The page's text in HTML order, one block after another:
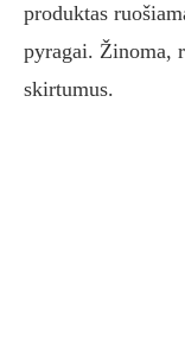
produktas
pyragai. Žinoma,
skirtumus.